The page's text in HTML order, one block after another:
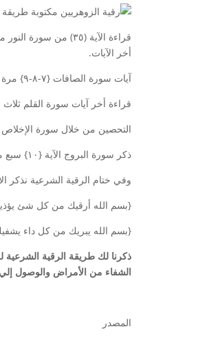
قراءة الآية (٣٥)
أخر الآيات.
آيات سورة الصافات {٧-٨-٩} مرة واحدة وهي” إنا زينا السماء الدنيا بزينة الكواكب* وحفظًا من كل شيطان مارد* لا يسمعون الملأ الأعلى* ويقذفون من كل جانب* دحوراً ولهم عذاب واصب”
قراءة أخر آيات سورة القلم ثلاث مرات
التحصين من خلال سورة الإخلاص
ذكر سورة البروج الآية {١٠} سبع مرات وهي [إن الذين فتنوا المؤمنين والمؤمنات ثم لم يتوبوا فلهم عذاب جنهم ولهم عذاب الحريق]
وفي ختام الرقية الشرعية نذكر
{بسم الله أرقيك من كل شئ
{بسم الله يبريك من كل داء
ذكرنا لك طريقة الرقية
الشفاء من الأمراض والوصول
المصدر